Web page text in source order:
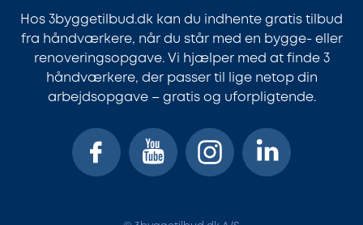
Hos 3byggetilbud.dk kan du indhente gratis tilbud
fra håndværkere, når du står med en bygge- eller
renoveringsopgave. Vi hjælper med at finde 3
håndværkere, der passer til lige netop din
arbejdsopgave – gratis og uforpligtende.